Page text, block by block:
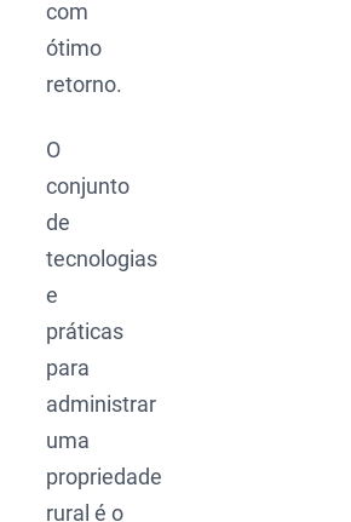
com
ótimo
retorno.
O
conjunto
de
tecnologias
e
práticas
para
administrar
uma
propriedade
rural é o